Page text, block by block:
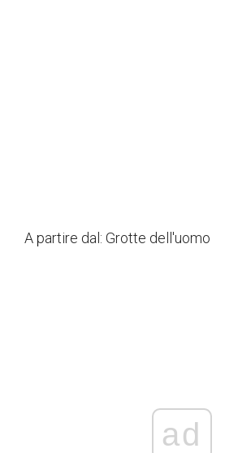
A partire dal: Grotte dell'uomo
ad